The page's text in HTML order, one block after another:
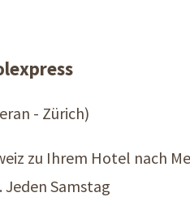
- Zürich)
zu Ihrem Hotel nach
Jeden Samstag